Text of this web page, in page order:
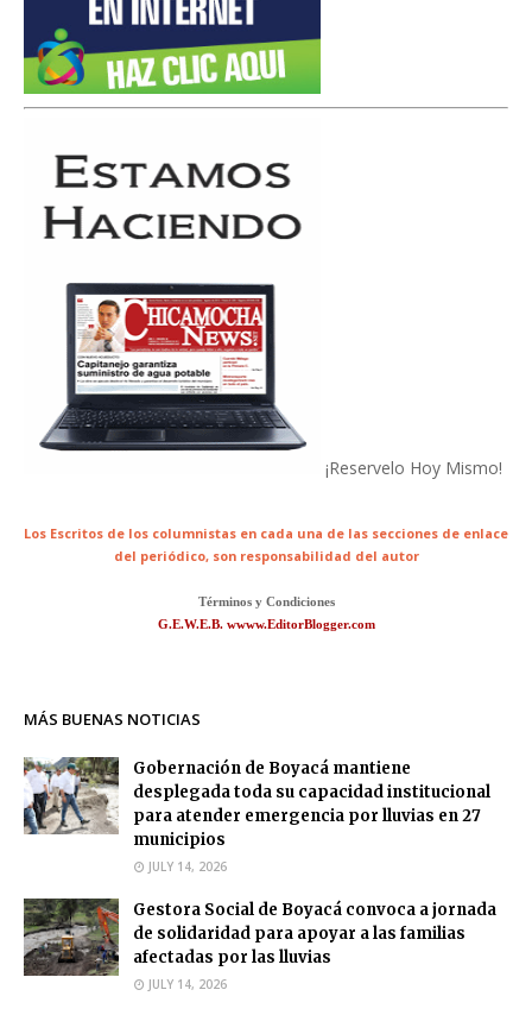
¡Reservelo Hoy Mismo!
Los Escritos de los columnistas en cada una de las secciones de enlace
del periódico, son responsabilidad del autor
Términos y Condiciones
G.E.W.E.B. wwww.EditorBlogger.com
MÁS BUENAS NOTICIAS
Gobernación de Boyacá mantiene
desplegada toda su capacidad institucional
para atender emergencia por lluvias en 27
municipios
JULY 14, 2026
Gestora Social de Boyacá convoca a jornada
de solidaridad para apoyar a las familias
afectadas por las lluvias
JULY 14, 2026